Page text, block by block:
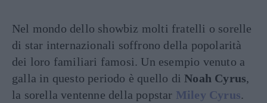
Nel mondo dello showbiz molti fratelli o sorelle
di star internazionali soffrono della popolarità
dei loro familiari famosi. Un esempio venuto a
galla in questo periodo è quello diNoah Cyrus,
la sorella ventenne della popstar Miley Cyrus.